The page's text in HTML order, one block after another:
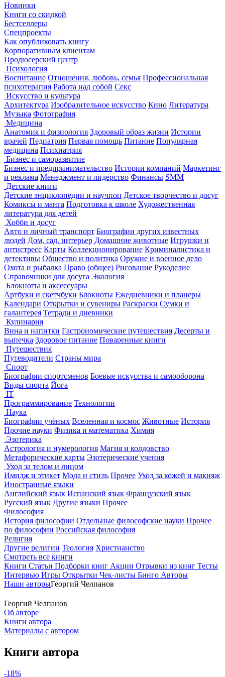
Новинки
Книги со скидкой
Бестселлеры
Спецпроекты
Как опубликовать книгу
Корпоративным клиентам
Продюсерский центр
Психология
Воспитание Отношения, любовь, семья Профессиональная
психотерапия Работа над собой Секс
Искусство и культура
Архитектура Изобразительное искусство Кино Литература
Музыка Фотография
Медицина
Анатомия и физиология Здоровый образ жизни Истории
врачей Педиатрия Первая помощь Питание Популярная
медицина Психиатрия
Бизнес и саморазвитие
Бизнес и предпринимательство Истории компаний Маркетинг
и реклама Менеджмент и лидерство Финансы SMM
Детские книги
Детские энциклопедии и научпоп Детское творчество и досуг
Комиксы и манга Подготовка к школе Художественная
литература для детей
Хобби и досуг
Авто и личный транспорт Биографии других известных
людей Дом, сад, интерьер Домашние животные Игрушки и
антистресс Карты Коллекционирование Криминалистика и
детективы Общество и политика Оружие и военное дело
Охота и рыбалка Право (общее) Рисование Рукоделие
Справочники для досуга Экология
Блокноты и аксессуары
Артбуки и скетчбуки Блокноты Ежедневники и планеры
Календари Открытки и сувениры Раскраски Сумки и
галантерея Тетради и дневники
Кулинария
Вина и напитки Гастрономические путешествия Десерты и
выпечка Здоровое питание Поваренные книги
Путешествия
Путеводители Страны мира
Спорт
Биографии спортсменов Боевые искусства и самооборона
Виды спорта Йога
IT
Программирование Технологии
Наука
Биографии учёных Вселенная и космос Животные История
Прочие науки Физика и математика Химия
Эзотерика
Астрология и нумерология Магия и колдовство
Метафорические карты Эзотерические учения
Уход за телом и лицом
Имидж и этикет Мода и стиль Прочее Уход за кожей и макияж
Иностранные языки
Английский язык Испанский язык Французский язык
Русский язык Другие языки Прочее
Философия
История философии Отдельные философские науки Прочее
по философии Российская философия
Религия
Другие религии Теология Христианство
Смотреть все книги
Книги Статьи Подборки книг Акции Отрывки из книг Тесты
Интервью Игры Открытки Чек-листы Бинго Авторы
Наши авторыГеоргий Челпанов
Георгий Челпанов
Об авторе
Книги автора
Материалы с автором
Книги автора
-18%